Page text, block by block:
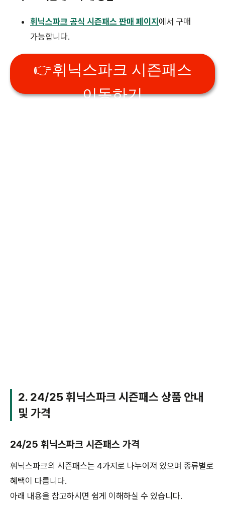
휘닉스파크 공식 시즌패스 판매 페이지 에서 구매
가능합니다.
👉휘닉스파크 시즌패스
이동하기
2. 24/25 휘닉스파크 시즌패스 상품 안내
및 가격
24/25 휘닉스파크 시즌패스 가격
휘닉스파크의 시즌패스는 4가지로 나누어져 있으며 종류별로
혜택이 다릅니다.
아래 내용을 참고하시면 쉽게 이해하실 수 있습니다.